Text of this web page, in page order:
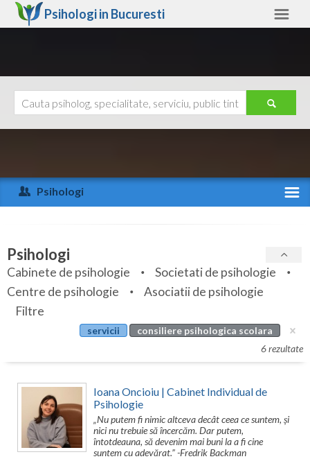
Psihologi in Bucuresti
Arad
Arges
Bihor
Bistrita-Nasaud
Botosani
Bucuresti
Buzau
Ajutor
Psihologi
Specialitati
Servicii
Articole
Evenimente
Cabinet
Membri
Psihologi
Cabinete de psihologie
Societati de psihologie
Centre de psihologie
Asociatii de psihologie
Filtre
servicii
consiliere psihologica scolara
6 rezultate
Ioana Oncioiu | Cabinet Individual de
Psihologie
„Nu putem fi nimic altceva decât ceea ce suntem, și
nici nu trebuie să încercăm. Dar putem,
întotdeauna, să devenim mai buni la a fi cine
suntem cu adevărat.” -Fredrik Backman